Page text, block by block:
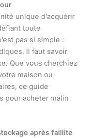
unique d’acquérir
toute
pas si simple :
il faut savoir
Que vous cherchiez
maison ou
ce guide
pour acheter malin
après faillite